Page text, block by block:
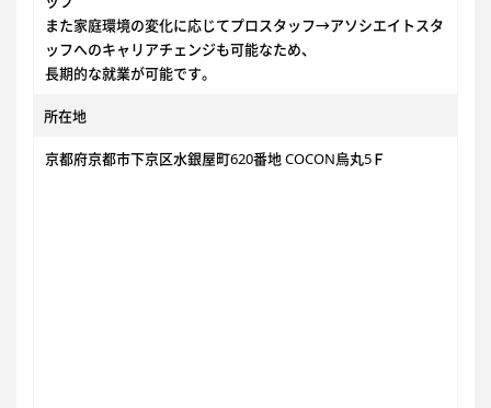
また家庭環境の変化に応じてプロスタッフ→アソシエイトスタ
ッフへのキャリアチェンジも可能なため、
長期的な就業が可能です。
所在地
京都府京都市下京区水銀屋町620番地 COCON烏丸5Ｆ